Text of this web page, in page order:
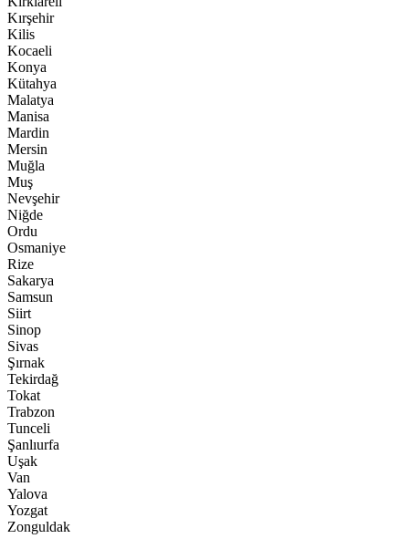
Kırşehir
Kilis
Kocaeli
Konya
Kütahya
Malatya
Manisa
Mardin
Mersin
Muğla
Muş
Nevşehir
Niğde
Ordu
Osmaniye
Rize
Sakarya
Samsun
Siirt
Sinop
Sivas
Şırnak
Tekirdağ
Tokat
Trabzon
Tunceli
Şanlıurfa
Uşak
Van
Yalova
Yozgat
Zonguldak